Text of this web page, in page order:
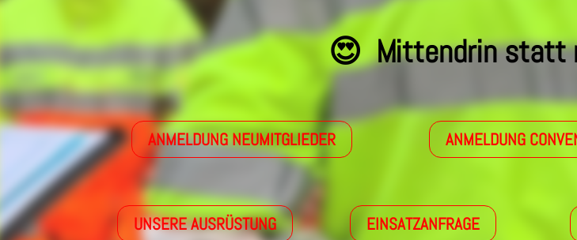
😍 Mittendrin statt
ANMELDUNG NEUMITGLIEDER ANMELDUNG
UNSERE AUSRÜSTUNG EINSATZANFRAGE